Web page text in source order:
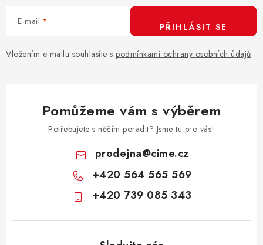
í
r
v
E-mail
Vložením e-mailu souhlasíte s podmínkami ochrany osobních údajů
PŘIHLÁSIT SE
Pomůžeme vám s výběrem
Potřebujete s něčím poradit? Jsme tu pro vás!
prodejna@cime.cz
+420 564 565 569
+420 739 085 343